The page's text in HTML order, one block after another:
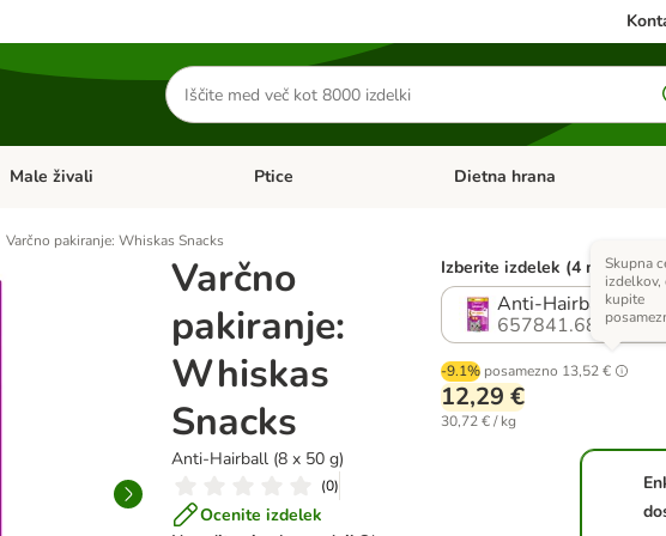
Iskanje
izdelkov
Odprite meni kategorij: Mačke
Male živali Odprite meni kategorij: Male živali
Ptice Odprite meni kategorij: Ptice
Dietna hrana
Varčno pakiranje: Whiskas Snacks
Varčno
pakiranje:
Whiskas
Snacks
Anti-Hairball (8 x 50 g)
(0)
Ocenite izdelek
Izberite izdelek (4 možnosti)
Anti-Hairball (8 x
657841.68
-9.1% posamezno 13,52 €
Skupna
izdelkov,
kupite
12,29 €
30,72 € / kg